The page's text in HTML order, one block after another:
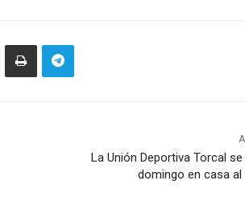
La Unión Deportiva Torcal
domingo en casa al